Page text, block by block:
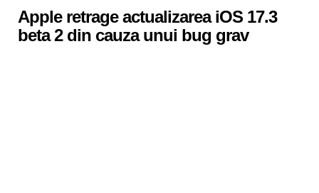
Apple retrage actualizarea iOS 17.3
beta 2 din cauza unui bug grav